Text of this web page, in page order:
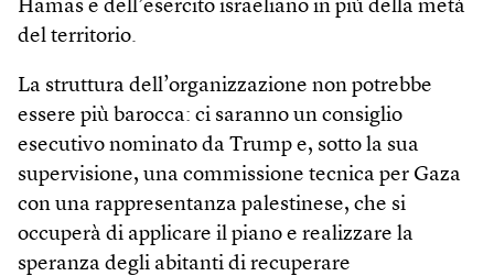
Hamas e dell’esercito israeliano in più della metà
del territorio.
La struttura dell’organizzazione non potrebbe
essere più barocca: ci saranno un consiglio
esecutivo nominato da Trump e, sotto la sua
supervisione, una commissione tecnica per Gaza
con una rappresentanza palestinese, che si
occuperà di applicare il piano e realizzare la
speranza degli abitanti di recuperare